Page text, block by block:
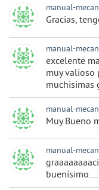
manual-
Gracias,
manual-
excelente
muy valioso
muchisimas
manual-
Muy Bueno
manual-